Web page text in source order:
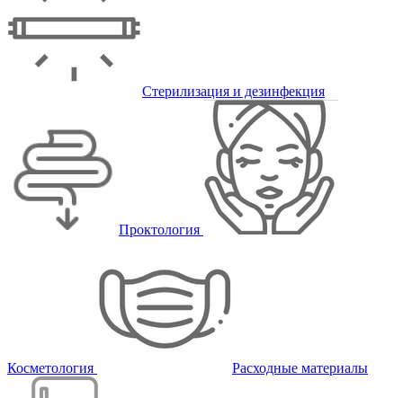
Стерилизация и дезинфекция
Проктология
Косметология Расходные материалы